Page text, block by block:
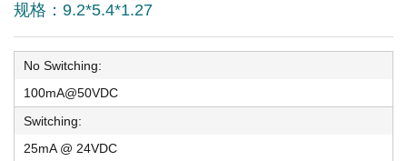
规格：9.2*5.4*1.27
No Switching:
100mA@50VDC
Switching:
25mA @ 24VDC